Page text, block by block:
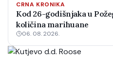
CRNA KRONIKA
Kod 26-godišnjaka u
količina marihuane
06. 08. 2026.